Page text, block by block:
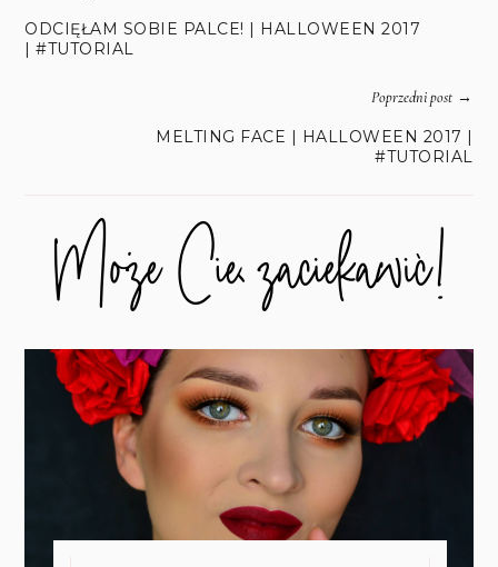
ODCIĘŁAM SOBIE PALCE! | HALLOWEEN 2017
| #TUTORIAL
Poprzedni post→
MELTING FACE | HALLOWEEN 2017 |
#TUTORIAL